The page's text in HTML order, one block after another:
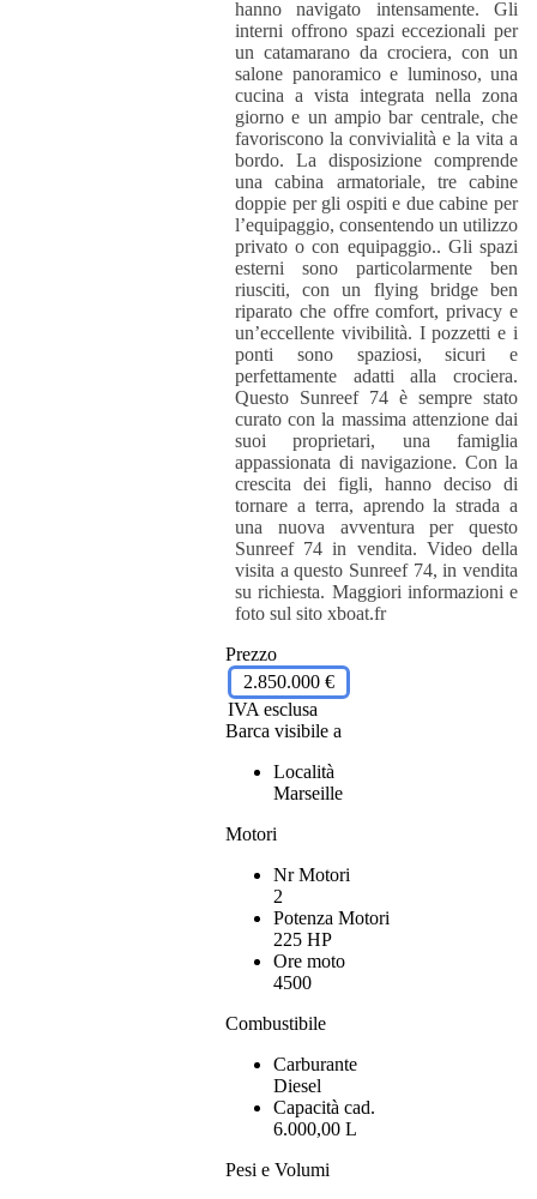
hanno navigato intensamente. Gli
interni offrono spazi eccezionali per
un catamarano da crociera, con un
salone panoramico e luminoso, una
cucina a vista integrata nella zona
giorno e un ampio bar centrale, che
favoriscono la convivialità e la vita a
bordo. La disposizione comprende
una cabina armatoriale, tre cabine
doppie per gli ospiti e due cabine per
l’equipaggio, consentendo un utilizzo
privato o con equipaggio.. Gli spazi
esterni sono particolarmente ben
riusciti, con un flying bridge ben
riparato che offre comfort, privacy e
un’eccellente vivibilità. I pozzetti e i
ponti sono spaziosi, sicuri e
perfettamente adatti alla crociera.
Questo Sunreef 74 è sempre stato
curato con la massima attenzione dai
suoi proprietari, una famiglia
appassionata di navigazione. Con la
crescita dei figli, hanno deciso di
tornare a terra, aprendo la strada a
una nuova avventura per questo
Sunreef 74 in vendita. Video della
visita a questo Sunreef 74, in vendita
su richiesta. Maggiori informazioni e
foto sul sito xboat.fr
Prezzo
2.850.000 €
IVA esclusa
Barca visibile a
Località
Marseille
Motori
Nr Motori
2
Potenza Motori
225 HP
Ore moto
4500
Combustibile
Carburante
Diesel
Capacità cad.
6.000,00 L
Pesi e Volumi